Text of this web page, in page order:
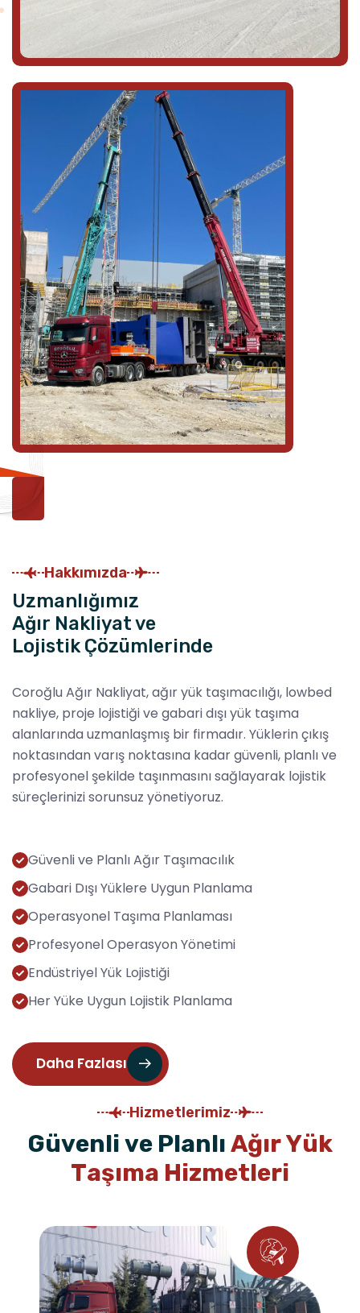
Hakkımızda
Uzmanlığımız
Ağır Nakliyat ve
Lojistik Çözümlerinde
Coroğlu Ağır Nakliyat, ağır yük taşımacılığı, lowbed
nakliye, proje lojistiği ve gabari dışı yük taşıma
alanlarında uzmanlaşmış bir firmadır. Yüklerin çıkış
noktasından varış noktasına kadar güvenli, planlı ve
profesyonel şekilde taşınmasını sağlayarak lojistik
süreçlerinizi sorunsuz yönetiyoruz.
Güvenli ve Planlı Ağır Taşımacılık
Gabari Dışı Yüklere Uygun Planlama
Operasyonel Taşıma Planlaması
Profesyonel Operasyon Yönetimi
Endüstriyel Yük Lojistiği
Her Yüke Uygun Lojistik Planlama
Daha Fazlası
Hizmetlerimiz
Güvenlive PlanlıAğırYük
Taşıma Hizmetleri